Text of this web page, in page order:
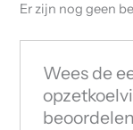
Er zijn nog geen
Wees de
beoordelen